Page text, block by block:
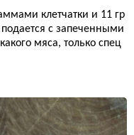
клетчатки и 11 гр
с запеченными
мяса, только спец